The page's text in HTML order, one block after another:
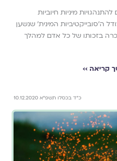
מיניות חיוביות
ה'סובייקטיביות המינית' שנשען
בזכותו של כל אדם למהלך
קריאה ››
כ"ד בכסלו תשפ"א 10.12.2020